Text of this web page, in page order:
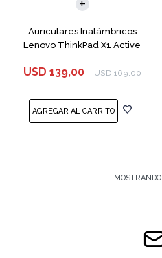
Auriculares Inalámbricos
Lenovo ThinkPad X1 Active
USD 139,00 USD 169,00
MOSTRANDO